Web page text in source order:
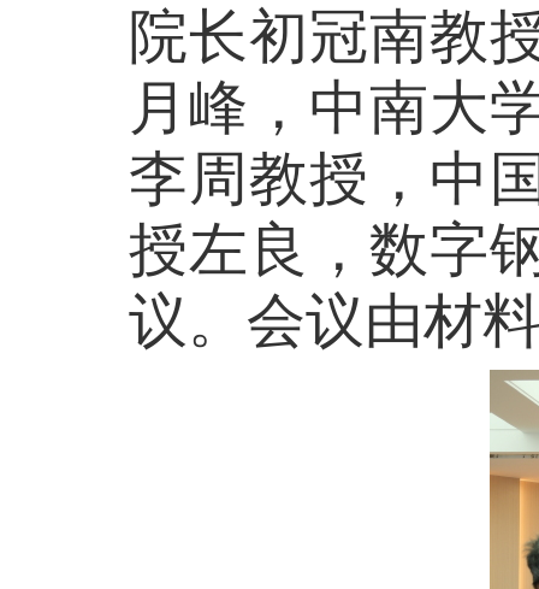
院长初冠南教
月峰， 中南大
李周教授， 中
授左良，数字
议。会议由材